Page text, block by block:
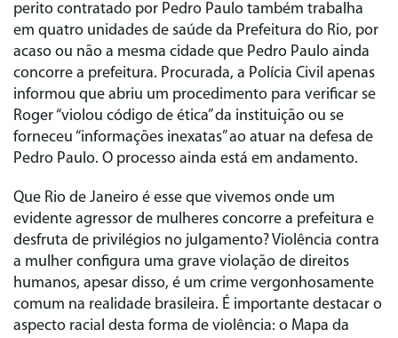
perito contratado por Pedro Paulo também trabalha
em quatro unidades de saúde da Prefeitura do Rio, por
acaso ou não a mesma cidade que Pedro Paulo ainda
concorre a prefeitura. Procurada, a Polícia Civil apenas
informou que abriu um procedimento para verificar se
Roger “violou código de ética” da instituição ou se
forneceu “informações inexatas” ao atuar na defesa de
Pedro Paulo. O processo ainda está em andamento.
Que Rio de Janeiro é esse que vivemos onde um
evidente agressor de mulheres concorre a prefeitura e
desfruta de privilégios no julgamento? Violência contra
a mulher configura uma grave violação de direitos
humanos, apesar disso, é um crime vergonhosamente
comum na realidade brasileira. É importante destacar o
aspecto racial desta forma de violência: o Mapa da